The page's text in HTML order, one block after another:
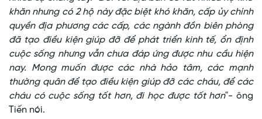
khăn nhưng có 2 hộ này đặc biệt khó khăn, cấp ủy chính
quyền địa phương các cấp, các ngành đồn biên phòng
đã tạo điều kiện giúp đỡ để phát triển kinh tế, ổn định
cuộc sống nhưng vẫn chưa đáp ứng được nhu cầu hiện
nay. Mong muốn được các nhà hảo tâm, các mạnh
thường quân để tạo điều kiện giúp đỡ các cháu, để các
cháu có cuộc sống tốt hơn, đi học được tốt hơn"- ông
Tiến nói.